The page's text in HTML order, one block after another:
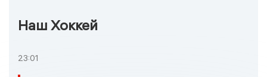
Наш Хоккей
23:01